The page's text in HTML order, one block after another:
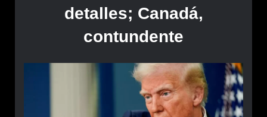
detalles; Canadá,
contundente